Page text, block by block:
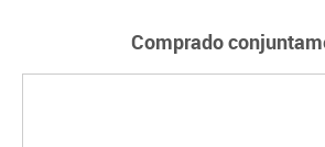
Comprado